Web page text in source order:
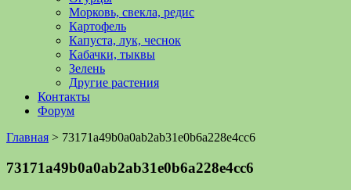
Морковь, свекла, редис
Картофель
Капуста, лук, чеснок
Кабачки, тыквы
Зелень
Другие растения
Контакты
Форум
Главная > 73171a49b0a0ab2ab31e0b6a228e4cc6
73171a49b0a0ab2ab31e0b6a228e4cc6